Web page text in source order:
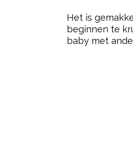
Het is
beginnen te
baby met